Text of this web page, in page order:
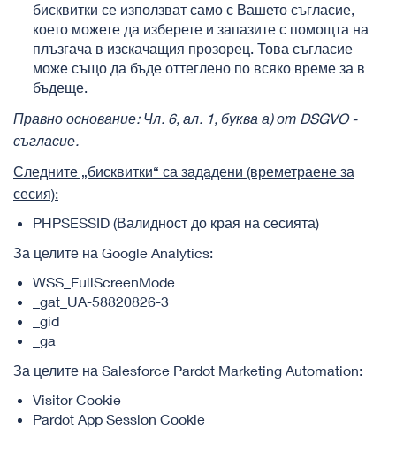
бисквитки се използват само с Вашето съгласие,
което можете да изберете и запазите с помощта на
плъзгача в изскачащия прозорец. Това съгласие
може също да бъде оттеглено по всяко време за в
бъдеще.
Правно основание: Чл. 6, ал. 1, буква а) от DSGVO-
съгласие.
Следните „бисквитки“ са зададени (времетраене за
сесия):
PHPSESSID (Валидност до края на сесията)
За целите на Google Analytics:
WSS_FullScreenMode
_gat_UA-58820826-3
_gid
_ga
За целите на Salesforce Pardot Marketing Automation:
Visitor Cookie
Pardot App Session Cookie